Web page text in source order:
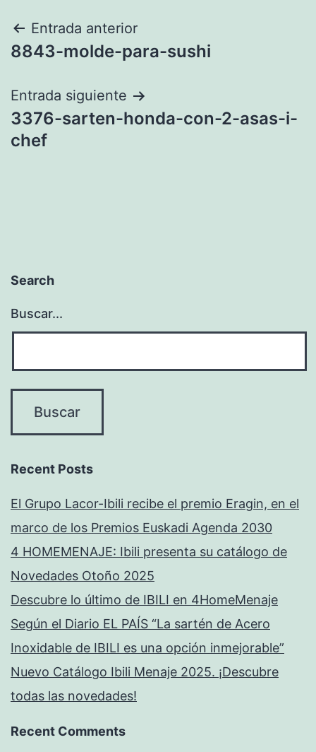
Navegación
de
entradas
Entrada anterior
8843-molde-para-sushi
Entrada siguiente
3376-sarten-honda-con-2-asas-i-
chef
Search
Buscar...
Recent Posts
El Grupo Lacor-Ibili recibe el premio Eragin, en el
marco de los Premios Euskadi Agenda 2030
4 HOMEMENAJE: Ibili presenta su catálogo de
Novedades Otoño 2025
Descubre lo último de IBILI en 4HomeMenaje
Según el Diario EL PAÍS “La sartén de Acero
Inoxidable de IBILI es una opción inmejorable”
Nuevo Catálogo Ibili Menaje 2025. ¡Descubre
todas las novedades!
Recent Comments